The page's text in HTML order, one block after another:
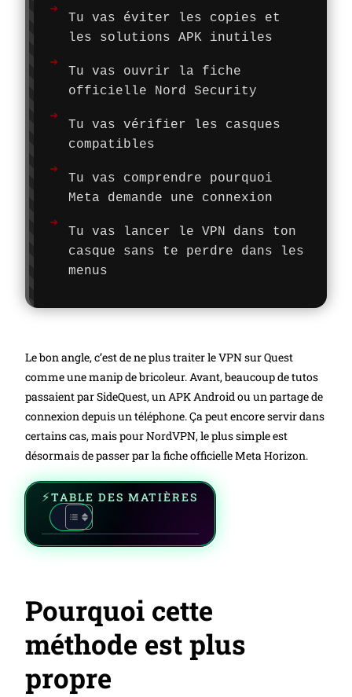
Tu vas éviter les copies et
les solutions APK inutiles
Tu vas ouvrir la fiche
officielle Nord Security
Tu vas vérifier les casques
compatibles
Tu vas comprendre pourquoi
Meta demande une connexion
Tu vas lancer le VPN dans ton
casque sans te perdre dans les
menus
Le bon angle, c’est de ne plus traiter le VPN sur Quest
comme une manip de bricoleur. Avant, beaucoup de tutos
passaient par SideQuest, un APK Android ou un partage de
connexion depuis un téléphone. Ça peut encore servir dans
certains cas, mais pour NordVPN, le plus simple est
désormais de passer par la fiche officielle Meta Horizon.
TABLE DES MATIÈRES
Pourquoi cette
méthode est plus
propre